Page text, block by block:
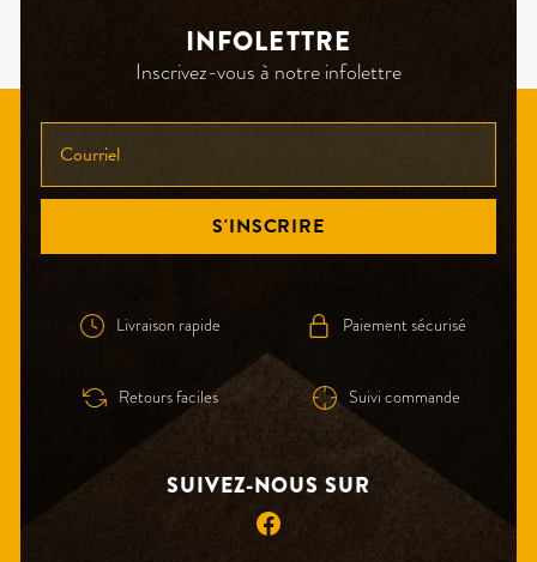
INFOLETTRE
Inscrivez-vous à notre infolettre
VOUS
À
NOTRE
S'INSCRIRE
Livraison rapide Paiement sécurisé
Retours faciles Suivi commande
SUIVEZ-NOUS SUR